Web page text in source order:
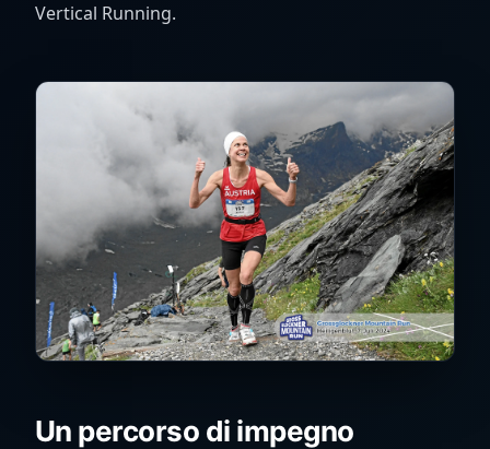
Vertical Running.
Un percorso di impegno